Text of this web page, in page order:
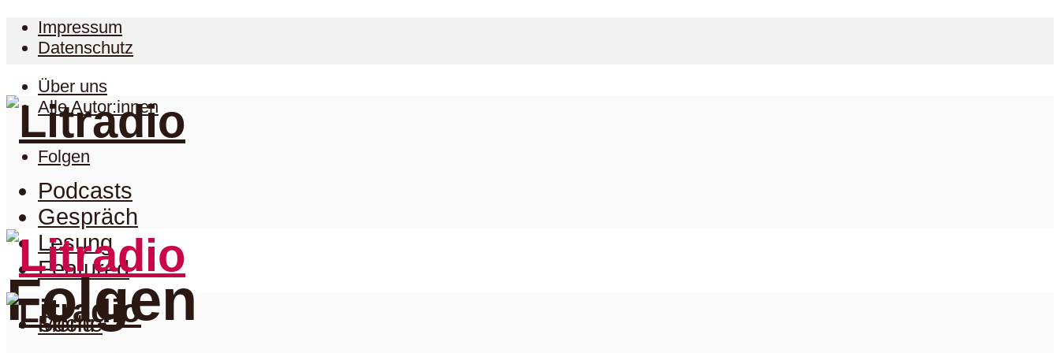
Impressum
Datenschutz
Über uns
Alle Autor:innen
Folgen
Folgen
Podcasts
Gespräch
Lesung
Featured
Menu
Suche